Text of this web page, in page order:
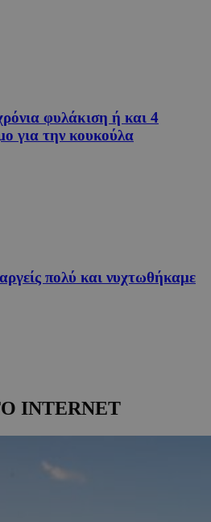
φυλάκιση ή και 4
για την κουκούλα
πολύ και νυχτωθήκαμε
INTERNET